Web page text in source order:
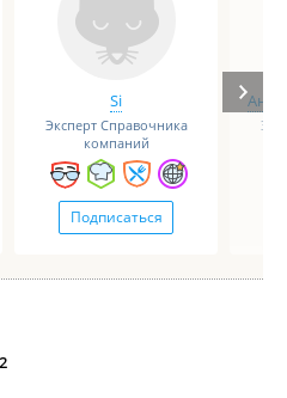
Si
Эксперт Справочника
компаний
Подписаться
2